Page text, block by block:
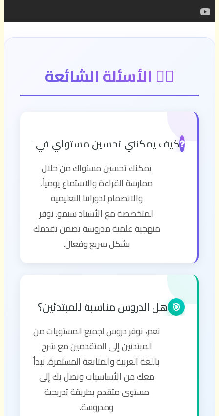
🙋‍♂️ الأسئلة الشائعة
❓كيف يمكنني تحسين مستواي في اللغة
يمكنك تحسين مستواك من خلال
ممارسة القراءة والاستماع يومياً،
والانضمام لدوراتنا التعليمية
المتخصصة مع الأستاذ سيمو. نوفر
منهجية علمية مدروسة تضمن تقدمك
بشكل سريع وفعال.
🎯 هل الدروس مناسبة للمبتدئين؟
نعم، نوفر دروس لجميع المستويات من
المبتدئين إلى المتقدمين مع شرح
باللغة العربية والمتابعة المستمرة. نبدأ
معك من الأساسيات ونصل بك إلى
مستوى متقدم بطريقة تدريجية
ومدروسة.